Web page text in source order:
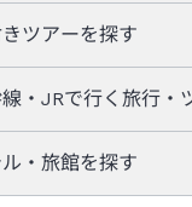
ツアーを探す
・JRで行く旅行・
・旅館を探す